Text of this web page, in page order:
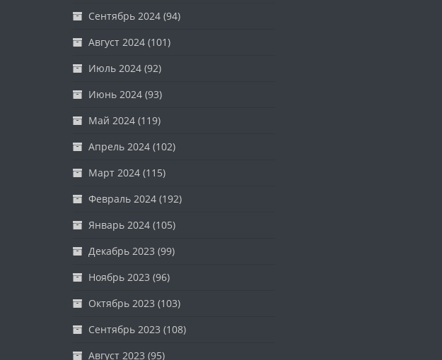
Сентябрь 2024(94)
Август 2024(101)
Июль 2024(92)
Июнь 2024(93)
Май 2024(119)
Апрель 2024(102)
Март 2024(115)
Февраль 2024(192)
Январь 2024(105)
Декабрь 2023 (99)
Ноябрь 2023 (96)
Октябрь 2023 (103)
Сентябрь 2023 (108)
Август 2023 (95)